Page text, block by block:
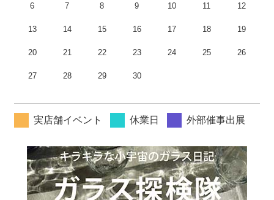
6 7 8 9 10 11 12
13 14 15 16 17 18 19
20 21 22 23 24 25 26
27 28 29 30
実店舗イベント 休業日 外部催事出展